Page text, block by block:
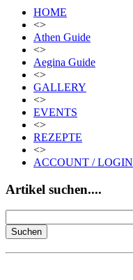
HOME
<>
Athen Guide
<>
Aegina Guide
<>
GALLERY
<>
EVENTS
<>
REZEPTE
<>
ACCOUNT / LOGIN
Artikel suchen....